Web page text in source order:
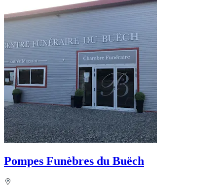
Pompes Funèbres du Buëch